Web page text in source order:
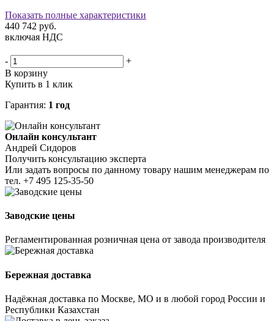
Показать полные характеристики
440 742 руб.
включая НДС
-
+
В корзину
Купить в 1 клик
Гарантия: 1 год
Онлайн консультант
Андрей Сидоров
Получить консультацию эксперта
Или задать вопросы по данному товару нашим менеджерам по
тел. +7 495 125-35-50
Заводские цены
Регламентированная розничная цена от завода производителя
Бережная доставка
Надёжная доставка по Москве, МО и в любой город России и
Республики Казахстан